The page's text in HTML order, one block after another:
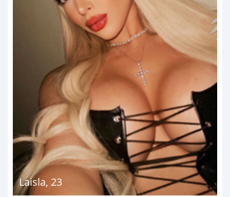
Laisla, 23